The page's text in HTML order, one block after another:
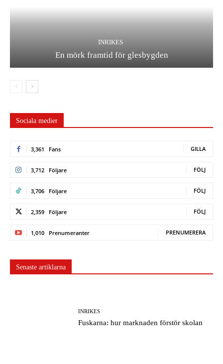
INRIKES
En mörk framtid för glesbygden
Sociala medier
3,361 Fans GILLA
3,712 Följare FÖLJ
3,706 Följare FÖLJ
2,359 Följare FÖLJ
1,010 Prenumeranter PRENUMERERA
Senaste artiklarna
INRIKES
Fuskarna: hur marknaden förstör skolan